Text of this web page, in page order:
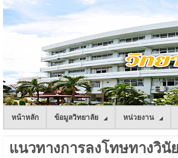
หน้าหลัก ข้อมูลวิทยาลัย หน่วยงาน
แนวทางการลงโทษทางวินัย